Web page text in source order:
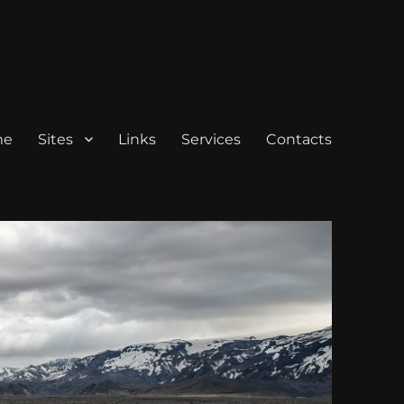
Sites Links Services Contacts